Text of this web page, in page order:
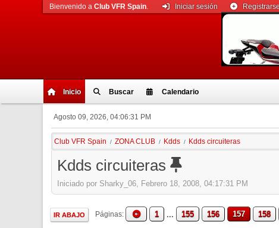
Inicio Buscar Calendario
Bienvenido a Club VFR Spain. Iniciar sesión
Agosto 09, 2026, 04:06:31 PM
Club VFR Spain / ZONA CLUB / Kdds / Kdds circuiteras
Kdds circuiteras
Iniciado por Sharky_06, Febrero 18, 2008, 04:17:31 PM
IR ABAJO Páginas 1 ... 155 156 157 158